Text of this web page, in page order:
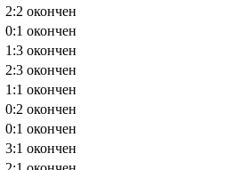
2:2 окончен
0:1 окончен
1:3 окончен
2:3 окончен
1:1 окончен
0:2 окончен
0:1 окончен
3:1 окончен